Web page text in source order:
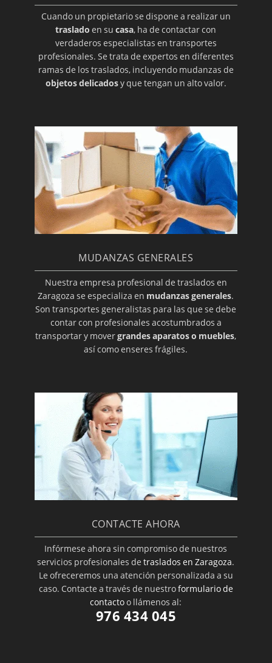
Cuando un propietario se dispone a realizar un
traslado en sucasa, ha de contactar con
verdaderos especialistas en transportes
profesionales. Se trata de expertos en diferentes
ramas de los traslados, incluyendo mudanzas de
objetos delicadosy que tengan un alto valor.
MUDANZAS GENERALES
Nuestra empresa profesional de traslados en
Zaragoza se especializa en mudanzas generales.
Son transportes generalistas para las que se debe
contar con profesionales acostumbrados a
transportar y movergrandes aparatos o muebles,
así como enseres frágiles.
CONTACTE AHORA
Infórmese ahora sin compromiso de nuestros
servicios profesionales detraslados en Zaragoza.
Le ofreceremos una atención personalizada a su
caso. Contacte a través de nuestroformulario de
contactoo llámenos al:
976 434 045